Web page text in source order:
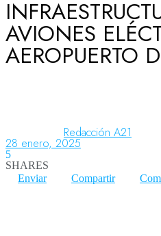
Aerolíneas
Aeronáutica
AVIONES
AEROPUERTO
Redacción A21
28 enero, 2025
5
SHARES
Enviar
Compartir